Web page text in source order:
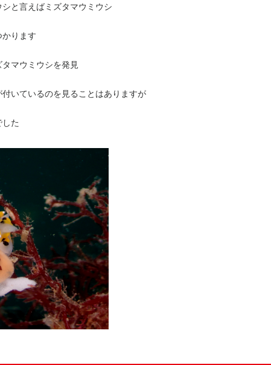
と言えばミズタマウミウシ
かります
マウミウシを発見
いているのを見ることはありますが
た